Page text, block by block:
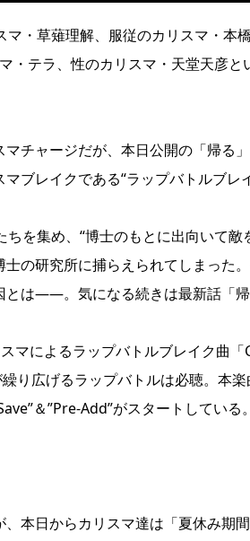
・草薙理解、服従のカリスマ・本
・テラ、性のカリスマ・天堂天彦と
チャージだが、本日公開の「帰る
ブレイクである“ラップバトルブレ
を集め、“博士のもとに出向いて敵
の研究所に捕らえられてしまった
は――。気になる続きは最新話「帰
マによるラップバトルブレイク曲
り広げるラップバトルは必聴。本
＆”Pre-Add”がスタートしている。
本日からカリスマ達は「夏休み期